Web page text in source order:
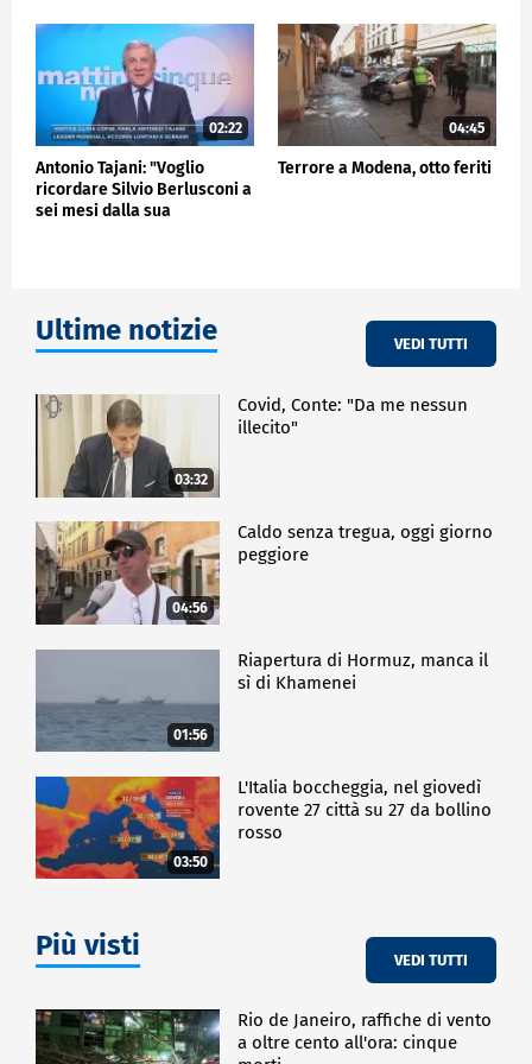
Signorelli meriti un riconoscimento ufficiale da parte
dello Stato Italiano per il gesto coraggioso che ha il
compiuto. Credo che sia importante che lo Stato
premi e ricompensi con onorificenze i cittadini che
difendono la legalità".
POLITICA
02:22
Antonio Tajani: "Voglio
ricordare Silvio Berlusconi a
sei mesi dalla sua
04:45
Terrore a Modena, otto feriti
Ultime notizie VEDI TUTTI
03:32
Covid, Conte: "Da me nessun
illecito"
04:56
Caldo senza tregua, oggi giorno
peggiore
01:56
Riapertura di Hormuz, manca il
sì di Khamenei
03:50
L'Italia boccheggia, nel giovedì
rovente 27 città su 27 da bollino
rosso
Più visti VEDI TUTTI
Rio de Janeiro, raffiche di vento
a oltre cento all'ora: cinque